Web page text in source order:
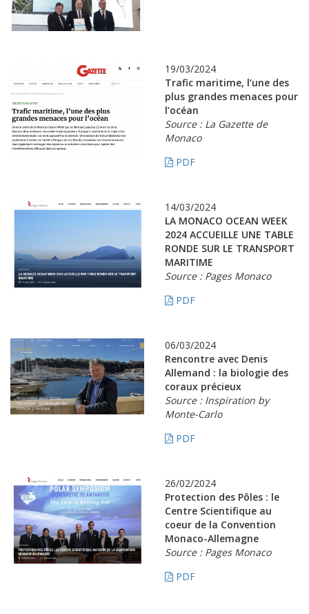
19/03/2024
Trafic maritime, l’une des
plus grandes menaces pour
l’océan
Source : La Gazette de
Monaco
PDF
14/03/2024
LA MONACO OCEAN WEEK
2024 ACCUEILLE UNE TABLE
RONDE SUR LE TRANSPORT
MARITIME
Source : Pages Monaco
PDF
06/03/2024
Rencontre avec Denis
Allemand : la biologie des
coraux précieux
Source : Inspiration by
Monte-Carlo
PDF
26/02/2024
Protection des Pôles : le
Centre Scientifique au
coeur de la Convention
Monaco-Allemagne
Source : Pages Monaco
PDF